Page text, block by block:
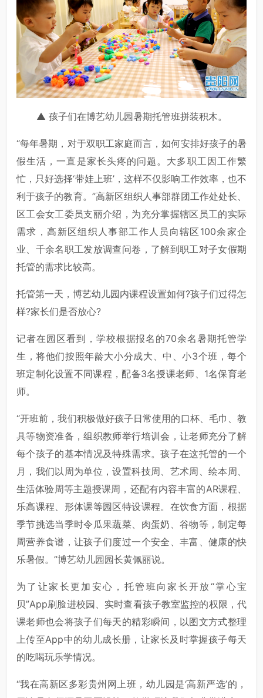
▲ 孩子们在博艺幼儿园暑期托管班拼装积木。
“每年暑期，对于双职工家庭而言，如何安排好孩子的暑
假生活，一直是家长头疼的问题。大多职工因工作繁
忙，只好选择‘带娃上班’，这样不仅影响工作效率，也不
利于孩子的教育。”高新区组织人事部群团工作处处长、
区工会女工委员支丽介绍，为充分掌握辖区员工的实际
需求，高新区组织人事部工作人员向辖区100余家企
业、千余名职工发放调查问卷，了解到职工对子女假期
托管的需求比较高。
托管第一天，博艺幼儿园内课程设置如何?孩子们过得怎
样?家长们是否放心?
记者在园区看到，学校根据报名的70余名暑期托管学
生，将他们按照年龄大小分成大、中、小3个班，每个
班定制化设置不同课程，配备3名授课老师、1名保育老
师。
“开班前，我们积极做好孩子日常使用的口杯、毛巾、教
具等物资准备，组织教师举行培训会，让老师充分了解
每个孩子的基本情况及特殊需求。孩子在这托管的一个
月，我们以周为单位，设置科技周、艺术周、绘本周、
生活体验周等主题授课周，还配有内容丰富的AR课程、
乐高课程、形体课等园区特设课程。在饮食方面，根据
季节挑选当季时令瓜果蔬菜、肉蛋奶、谷物等，制定每
周营养食谱，让孩子们度过一个安全、丰富、健康的快
乐暑假。”博艺幼儿园园长黄佩丽说。
为了让家长更加安心，托管班向家长开放“掌心宝
贝”App刷脸进校园、实时查看孩子教室监控的权限，代
课老师也会将孩子们每天的精彩瞬间，以图文方式整理
上传至App中的幼儿成长册，让家长及时掌握孩子每天
的吃喝玩乐学情况。
“我在高新区多彩贵州网上班，幼儿园是‘高新严选’的，